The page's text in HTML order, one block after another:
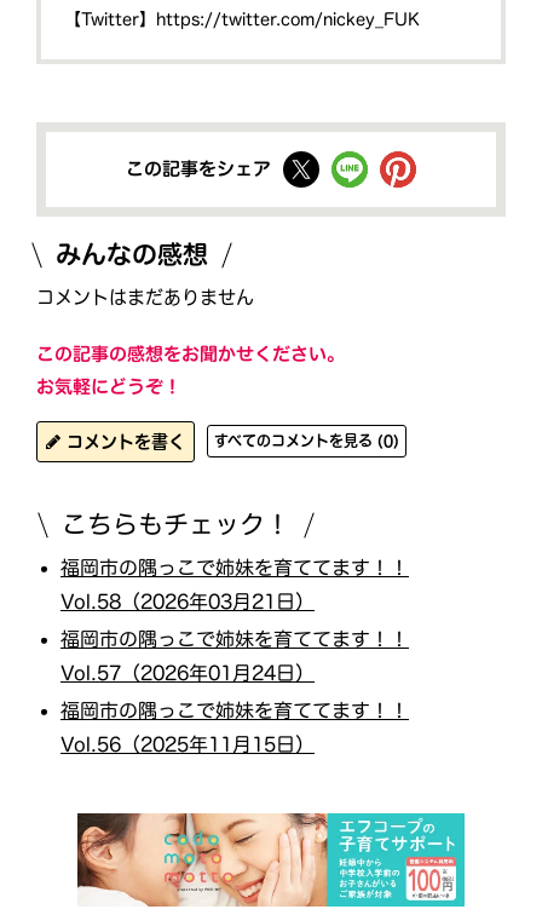
【Twitter】 https://twitter.com/nickey_FUK
この記事をシェア
みんなの感想
コメントはまだありません
この記事の感想をお聞かせください。
お気軽にどうぞ！
コメントを書く すべてのコメントを見る (0)
こちらもチェック！
福岡市の隅っこで姉妹を育ててます！！
Vol.58（2026年03月21日）
福岡市の隅っこで姉妹を育ててます！！
Vol.57（2026年01月24日）
福岡市の隅っこで姉妹を育ててます！！
Vol.56（2025年11月15日）